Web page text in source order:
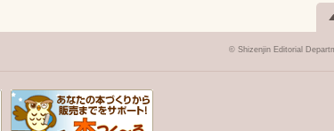
© Shizenjin Editorial